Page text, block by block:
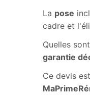
La pose
cadre et
Quelles
garantie
Ce devis